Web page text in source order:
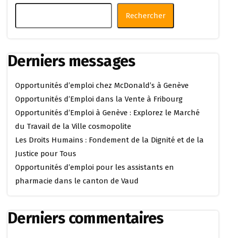
Rechercher
Derniers messages
Opportunités d’emploi chez McDonald’s à Genève
Opportunités d’Emploi dans la Vente à Fribourg
Opportunités d’Emploi à Genève : Explorez le Marché
du Travail de la Ville cosmopolite
Les Droits Humains : Fondement de la Dignité et de la
Justice pour Tous
Opportunités d’emploi pour les assistants en
pharmacie dans le canton de Vaud
Derniers commentaires